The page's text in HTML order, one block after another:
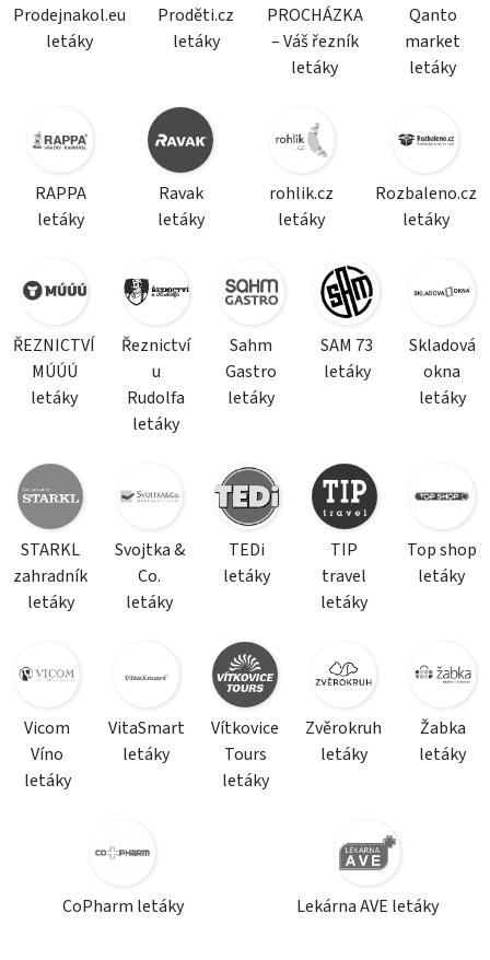
Prodejnakol.eu
letáky
Proděti.cz
letáky
PROCHÁZKA
– Váš řezník
letáky
Qanto
market
letáky
RAPPA
letáky
Ravak
letáky
rohlik.cz
letáky
Rozbaleno.cz
letáky
ŘEZNICTVÍ
MÚÚÚ
letáky
Řeznictví
u
Rudolfa
letáky
Sahm
Gastro
letáky
SAM 73
letáky
Skladová
okna
letáky
STARKL
zahradník
letáky
Svojtka &
Co.
letáky
TEDi
letáky
TIP
travel
letáky
Top shop
letáky
Vicom
Víno
letáky
VitaSmart
letáky
Vítkovice
Tours
letáky
Zvěrokruh
letáky
Žabka
letáky
CoPharm letáky Lekárna AVE letáky